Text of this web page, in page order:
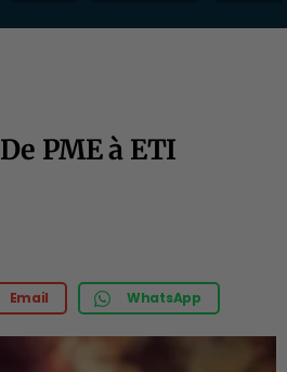
PME à ETI
Email WhatsApp